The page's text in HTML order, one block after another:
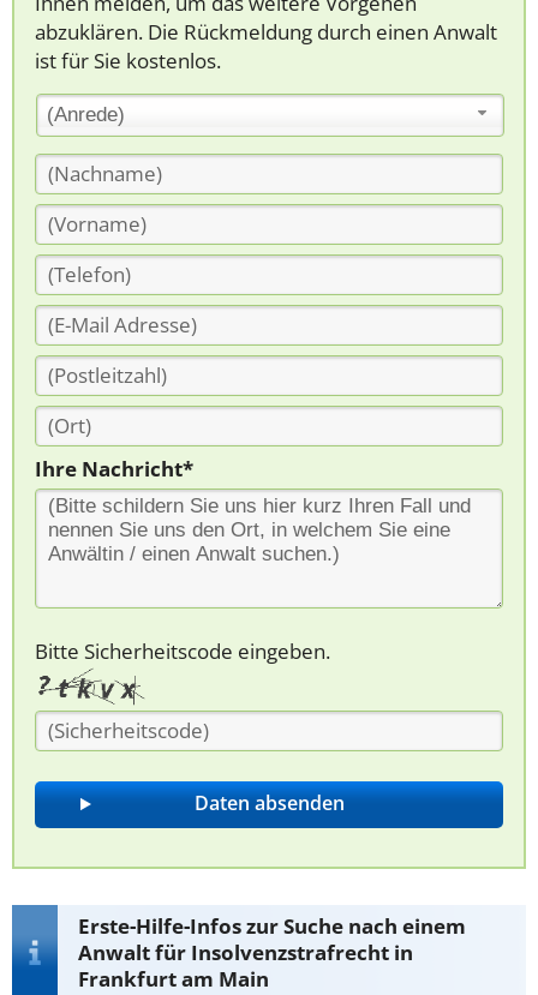
abzuklären. Die Rückmeldung durch einen Anwalt
ist für Sie kostenlos.
(Anrede)
Ihre Nachricht*
Bitte Sicherheitscode eingeben.
Erste-Hilfe-Infos zur Suche nach einem
Anwalt für Insolvenzstrafrecht in
Frankfurt am Main